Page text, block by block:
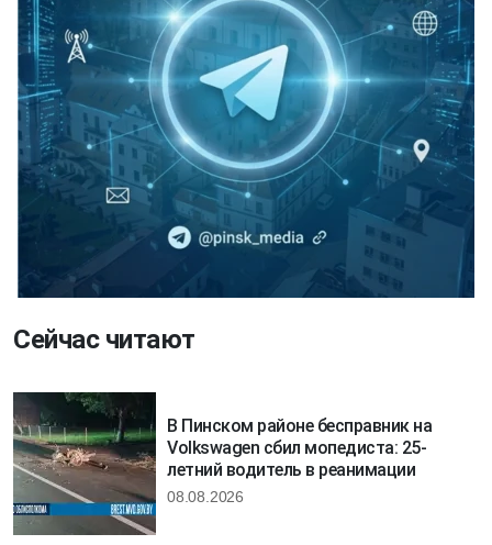
Сейчас читают
В Пинском районе бесправник на
Volkswagen сбил мопедиста: 25-
летний водитель в реанимации
08.08.2026